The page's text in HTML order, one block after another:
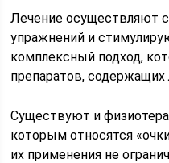
Лечение осуществляют
упражнений и
комплексный подход,
препаратов, содержащих
Существуют и
которым относятся
их применения не